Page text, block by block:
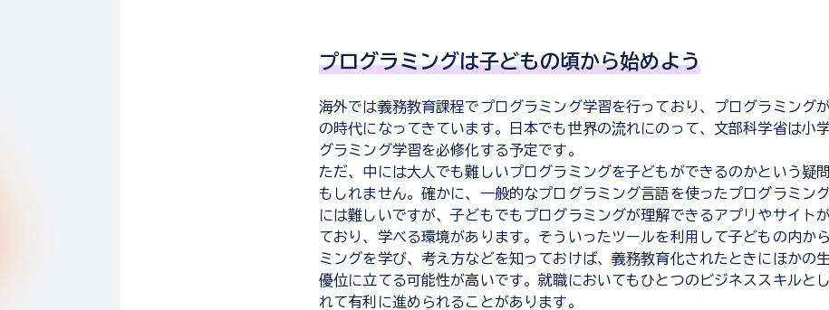
プログラミングは子どもの頃から始めよう
海外では義務教育課程でプログラミング学習を行っており、プログラミング
の時代になってきています。日本でも世界の流れにのって、文部科学省は小
グラミング学習を必修化する予定です。
ただ、中には大人でも難しいプログラミングを子どもができるのかという疑
もしれません。確かに、一般的なプログラミング言語を使ったプログラミン
には難しいですが、子どもでもプログラミングが理解できるアプリやサイト
ており、学べる環境があります。そういったツールを利用して子どもの内か
ミングを学び、考え方などを知っておけば、義務教育化されたときにほかの
優位に立てる可能性が高いです。就職においてもひとつのビジネススキルと
れて有利に進められることがあります。